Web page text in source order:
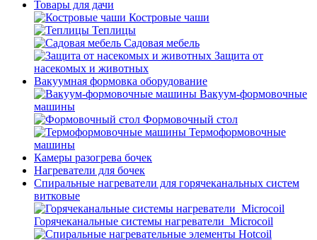
Товары для дачи
Костровые чаши
Теплицы
Садовая мебель
Защита от
насекомых и животных
Вакуумная формовка оборудование
Вакуум-формовочные
машины
Формовочный стол
Термоформовочные
машины
Камеры разогрева бочек
Нагреватели для бочек
Спиральные нагреватели для горячеканальных систем
витковые
Горячеканальные системы нагреватели_Microcoil